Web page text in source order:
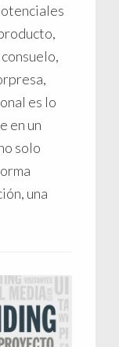
es lo
en un
solo
una